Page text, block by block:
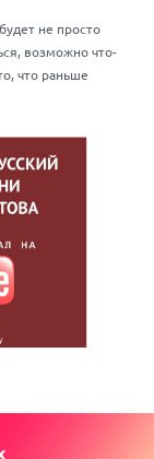
не просто
возможно что-
что раньше